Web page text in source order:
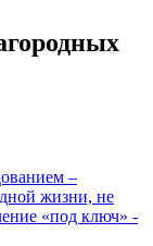
–
жизни, не
«под ключ» -